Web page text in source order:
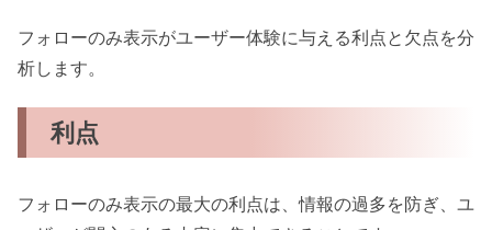
フォローのみ表示がユーザー体験に与える利点と欠点を分
析します。
利点
フォローのみ表示の最大の利点は、情報の過多を防ぎ、ユ